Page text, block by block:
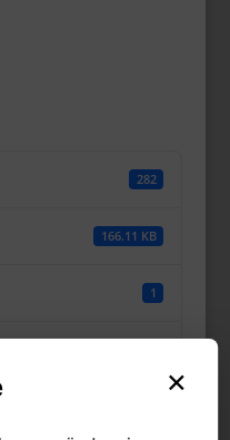
282
166.11 KB
1
×